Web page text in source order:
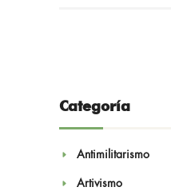
Categoría
Antimilitarismo
Artivismo